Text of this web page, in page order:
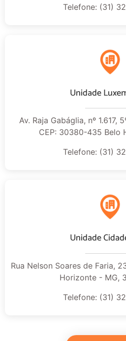
Telefone: (31)
Unidade
Av. Raja Gabáglia, nº 1.617,
CEP: 30380-435 Belo
Telefone: (31)
Unidade
Rua Nelson Soares de Faria,
Horizonte - MG,
Telefone: (31)